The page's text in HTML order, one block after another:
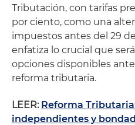
Tributación, con tarifas
por ciento, como una
impuestos antes del 29
enfatiza lo crucial que
opciones disponibles
reforma tributaria.
LEER: Reforma
independientes y